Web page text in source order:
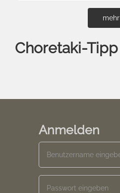
mehr
Choretaki-Tipp
Anmelden